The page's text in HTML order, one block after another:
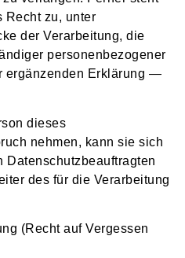
Recht zu, unter
der Verarbeitung, die
personenbezogener
ergänzenden Erklärung —
dieses
nehmen, kann sie sich
Datenschutzbeauftragten
des für die Verarbeitung
(Recht auf Vergessen